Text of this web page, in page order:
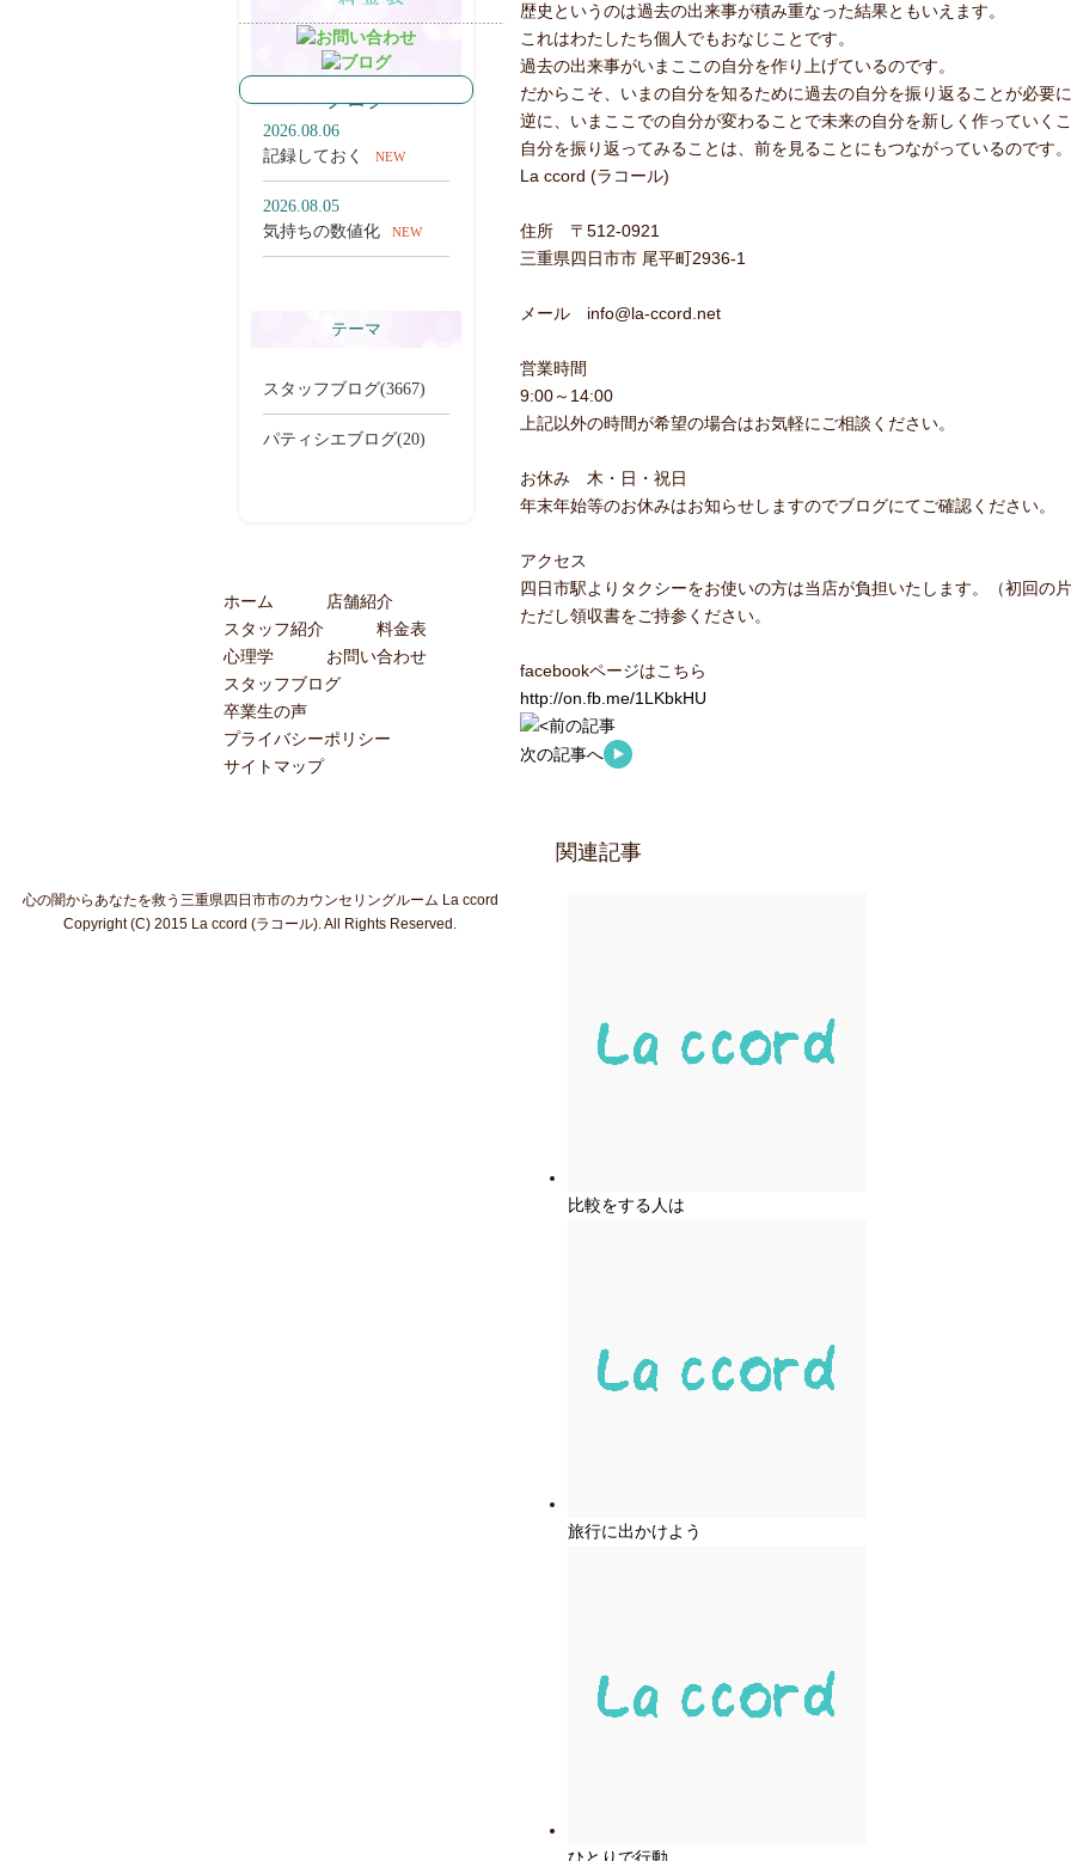
歴史というのは過去の出来事が積み重なった結果ともいえます。
これはわたしたち個人でもおなじことです。
過去の出来事がいまここの自分を作り上げているのです。
だからこそ、いまの自分を知るために過去の自分を振り返ることが必要
逆に、いまここでの自分が変わることで未来の自分を新しく作っていく
自分を振り返ってみることは、前を見ることにもつながっているのです。
La ccord (ラコール)
住所 〒512-0921
三重県四日市市 尾平町2936-1
メール info@la-ccord.net
営業時間
9:00～14:00
上記以外の時間が希望の場合はお気軽にご相談ください。
お休み 木・日・祝日
年末年始等のお休みはお知らせしますのでブログにてご確認ください。
アクセス
四日市駅よりタクシーをお使いの方は当店が負担いたします。（初回の片
ただし領収書をご持参ください。
facebookページはこちら
http://on.fb.me/1LKbkHU
前の記事
次の記事へ
関連記事
比較をする人は
旅行に出かけよう
ブログ
2026.08.06
記録しておく
NEW
2026.08.05
気持ちの数値化
NEW
テーマ
スタッフブログ(3667)
パティシエブログ(20)
ホーム
店舗紹介
スタッフ紹介
料金表
心理学
お問い合わせ
スタッフブログ
卒業生の声
プライバシーポリシー
サイトマップ
心の闇からあなたを救う三重県四日市市のカウンセリングルーム La ccord
Copyright (C) 2015 La ccord (ラコール). All Rights Reserved.